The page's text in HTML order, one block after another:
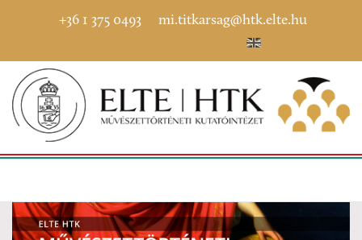
+36 1 375 0493 mi.titkarsag@htk.elte.hu